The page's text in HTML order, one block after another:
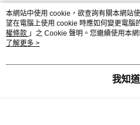
熱門標籤
本網站中使用 cookie，欲查詢有關本網站
望在電腦上使用 cookie 時應如何變更電腦
權條款 」之 Cookie 聲明。您繼續使用本
用條款之 Cookie 聲明使用 cookie。
了解更多 >
我知